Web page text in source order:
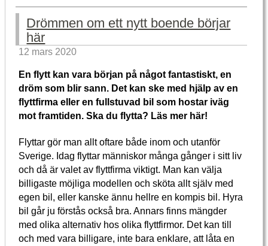
Drömmen om ett nytt boende börjar
här
12 mars 2020
En flytt kan vara början på något fantastiskt, en
dröm som blir sann. Det kan ske med hjälp av en
flyttfirma eller en fullstuvad bil som hostar iväg
mot framtiden. Ska du flytta? Läs mer här!
Flyttar gör man allt oftare både inom och utanför
Sverige. Idag flyttar människor många gånger i sitt liv
och då är valet av flyttfirma viktigt. Man kan välja
billigaste möjliga modellen och sköta allt själv med
egen bil, eller kanske ännu hellre en kompis bil. Hyra
bil går ju förstås också bra. Annars finns mängder
med olika alternativ hos olika flyttfirmor. Det kan till
och med vara billigare, inte bara enklare, att låta en